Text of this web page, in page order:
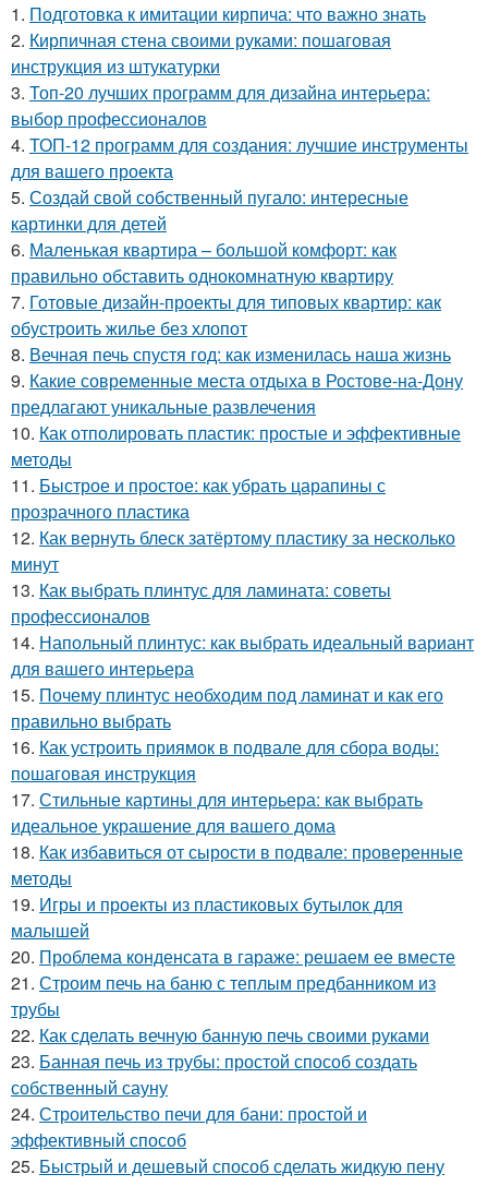
1. Подготовка к имитации кирпича: что важно знать
2. Кирпичная стена своими руками: пошаговая
инструкция из штукатурки
3. Топ-20 лучших программ для дизайна интерьера:
выбор профессионалов
4. ТОП-12 программ для создания: лучшие инструменты
для вашего проекта
5. Создай свой собственный пугало: интересные
картинки для детей
6. Маленькая квартира – большой комфорт: как
правильно обставить однокомнатную квартиру
7. Готовые дизайн-проекты для типовых квартир: как
обустроить жилье без хлопот
8. Вечная печь спустя год: как изменилась наша жизнь
9. Какие современные места отдыха в Ростове-на-Дону
предлагают уникальные развлечения
10. Как отполировать пластик: простые и эффективные
методы
11. Быстрое и простое: как убрать царапины с
прозрачного пластика
12. Как вернуть блеск затёртому пластику за несколько
минут
13. Как выбрать плинтус для ламината: советы
профессионалов
14. Напольный плинтус: как выбрать идеальный вариант
для вашего интерьера
15. Почему плинтус необходим под ламинат и как его
правильно выбрать
16. Как устроить приямок в подвале для сбора воды:
пошаговая инструкция
17. Стильные картины для интерьера: как выбрать
идеальное украшение для вашего дома
18. Как избавиться от сырости в подвале: проверенные
методы
19. Игры и проекты из пластиковых бутылок для
малышей
20. Проблема конденсата в гараже: решаем ее вместе
21. Строим печь на баню с теплым предбанником из
трубы
22. Как сделать вечную банную печь своими руками
23. Банная печь из трубы: простой способ создать
собственный сауну
24. Строительство печи для бани: простой и
эффективный способ
25. Быстрый и дешевый способ сделать жидкую пену